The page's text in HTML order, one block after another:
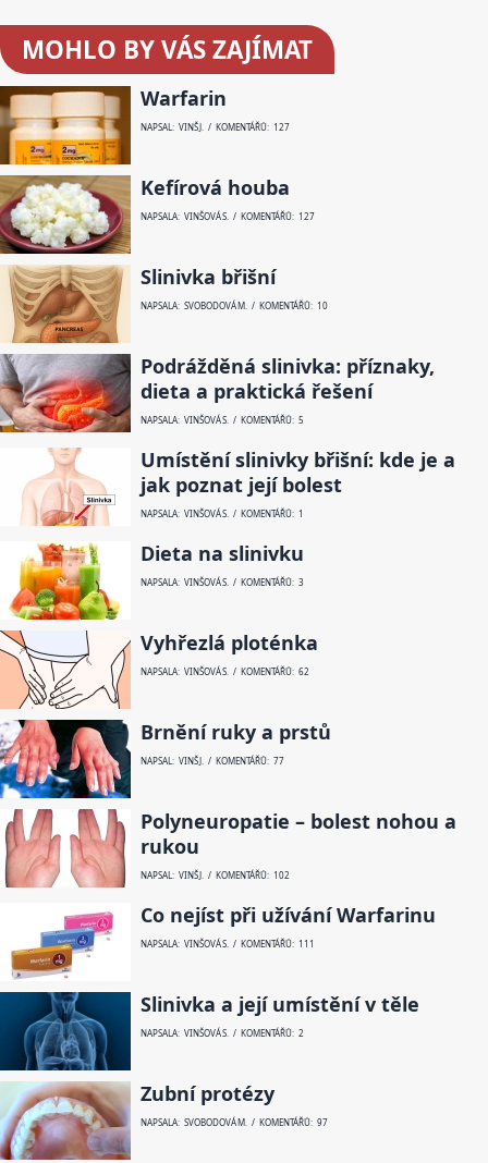
MOHLO BY VÁS ZAJÍMAT
Warfarin
NAPSAL: VINŠ J. / KOMENTÁŘŮ: 127
Kefírová houba
NAPSALA: VINŠOVÁ S. / KOMENTÁŘŮ: 127
Slinivka břišní
NAPSALA: SVOBODOVÁ M. / KOMENTÁŘŮ: 10
Podrážděná slinivka: příznaky,
dieta a praktická řešení
NAPSALA: VINŠOVÁ S. / KOMENTÁŘŮ: 5
Umístění slinivky břišní: kde je a
jak poznat její bolest
NAPSALA: VINŠOVÁ S. / KOMENTÁŘŮ: 1
Dieta na slinivku
NAPSALA: VINŠOVÁ S. / KOMENTÁŘŮ: 3
Vyhřezlá ploténka
NAPSALA: VINŠOVÁ S. / KOMENTÁŘŮ: 62
Brnění ruky a prstů
NAPSAL: VINŠ J. / KOMENTÁŘŮ: 77
Polyneuropatie – bolest nohou a
rukou
NAPSAL: VINŠ J. / KOMENTÁŘŮ: 102
Co nejíst při užívání Warfarinu
NAPSALA: VINŠOVÁ S. / KOMENTÁŘŮ: 111
Slinivka a její umístění v těle
NAPSALA: VINŠOVÁ S. / KOMENTÁŘŮ: 2
Zubní protézy
NAPSALA: SVOBODOVÁ M. / KOMENTÁŘŮ: 97